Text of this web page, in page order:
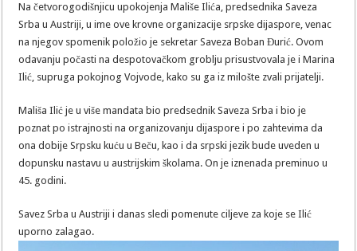
Na četvorogodišnjicu upokojenja Mališe Ilića, predsednika Saveza
Srba u Austriji, u ime ove krovne organizacije srpske dijaspore, venac
na njegov spomenik položio je sekretar Saveza Boban Đurić. Ovom
odavanju počasti na despotovačkom groblju prisustvovala je i Marina
Ilić, supruga pokojnog Vojvode, kako su ga iz milošte zvali prijatelji.
Mališa Ilić je u više mandata bio predsednik Saveza Srba i bio je
poznat po istrajnosti na organizovanju dijaspore i po zahtevima da
ona dobije Srpsku kuću u Beču, kao i da srpski jezik bude uveden u
dopunsku nastavu u austrijskim školama. On je iznenada preminuo u
45. godini.
Savez Srba u Austriji i danas sledi pomenute ciljeve za koje se Ilić
uporno zalagao.